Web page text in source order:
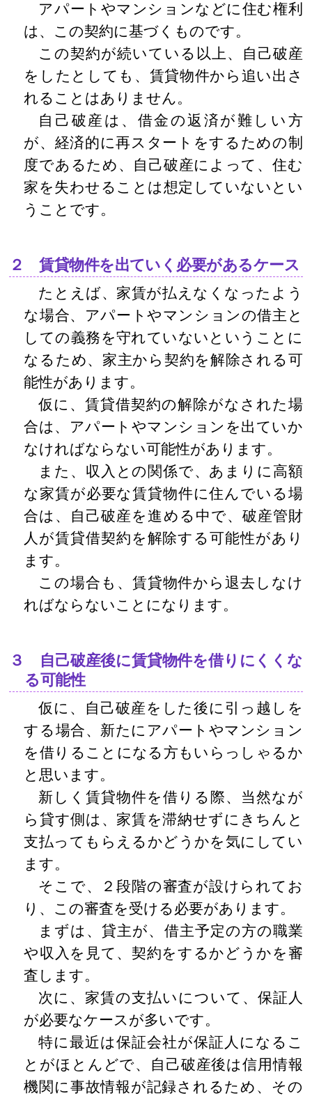
アパートやマンションなどに住む権利
は、この契約に基づくものです。
この契約が続いている以上、自己破産
をしたとしても、賃貸物件から追い出さ
れることはありません。
自己破産は、借金の返済が難しい方
が、経済的に再スタートをするための制
度であるため、自己破産によって、住む
家を失わせることは想定していないとい
うことです。
２ 賃貸物件を出ていく必要があるケース
たとえば、家賃が払えなくなったよう
な場合、アパートやマンションの借主と
しての義務を守れていないということに
なるため、家主から契約を解除される可
能性があります。
仮に、賃貸借契約の解除がなされた場
合は、アパートやマンションを出ていか
なければならない可能性があります。
また、収入との関係で、あまりに高額
な家賃が必要な賃貸物件に住んでいる場
合は、自己破産を進める中で、破産管財
人が賃貸借契約を解除する可能性があり
ます。
この場合も、賃貸物件から退去しなけ
ればならないことになります。
３ 自己破産後に賃貸物件を借りにくくな
る可能性
仮に、自己破産をした後に引っ越しを
する場合、新たにアパートやマンション
を借りることになる方もいらっしゃるか
と思います。
新しく賃貸物件を借りる際、当然なが
ら貸す側は、家賃を滞納せずにきちんと
支払ってもらえるかどうかを気にしてい
ます。
そこで、２段階の審査が設けられてお
り、この審査を受ける必要があります。
まずは、貸主が、借主予定の方の職業
や収入を見て、契約をするかどうかを審
査します。
次に、家賃の支払いについて、保証人
が必要なケースが多いです。
特に最近は保証会社が保証人になるこ
とがほとんどで、自己破産後は信用情報
機関に事故情報が記録されるため、その